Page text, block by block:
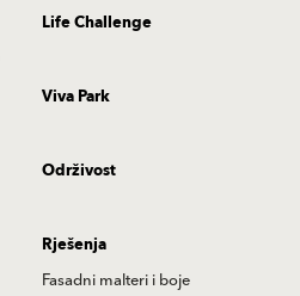
Life Challenge
Viva Park
Održivost
Rješenja
Fasadni malteri i boje